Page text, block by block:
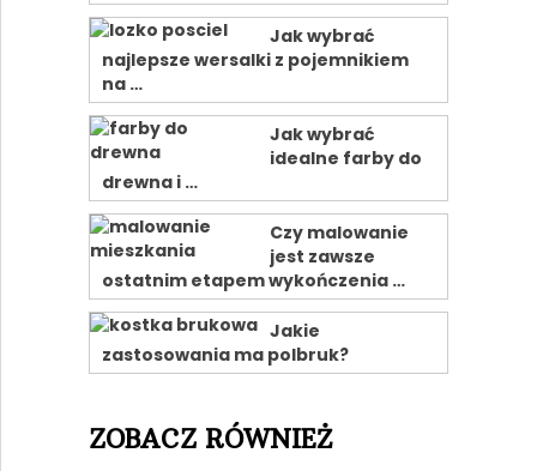
Jak wybrać
najlepsze wersalki z pojemnikiem
na …
Jak wybrać
idealne farby do
drewna i …
Czy malowanie
jest zawsze
ostatnim etapem wykończenia …
Jakie
zastosowania ma polbruk?
ZOBACZ RÓWNIEŻ